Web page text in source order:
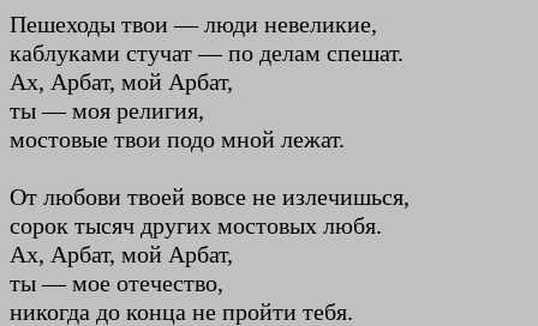
Пешеходы твои — люди невеликие,
каблуками стучат — по делам спешат.
Ах, Арбат, мой Арбат,
ты — моя религия,
мостовые твои подо мной лежат.
От любови твоей вовсе не излечишься,
сорок тысяч других мостовых любя.
Ах, Арбат, мой Арбат,
ты — мое отечество,
никогда до конца не пройти тебя.